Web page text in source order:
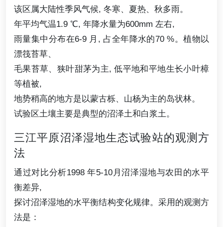
该区属大陆性季风气候, 冬寒、夏热、秋多雨。
年平均气温1.9 ℃, 年降水量为600mm 左右,
雨量集中分布在6-9 月, 占全年降水的70 %。植物以
漂筏苔草、
毛果苔草、狭叶甜茅为主, 低平地和平地生长小叶樟
等植被,
地势稍高的地方是以蒙古栎、山杨为主的岛状林。
试验区土壤主要是典型的沼泽土和白浆土。
三江平原沼泽湿地生态试验站的观测方
法
通过对比分析1998 年5-10月沼泽湿地与农田的水平
衡差异,
探讨沼泽湿地的水平衡结构变化规律。采用的观测方
法是：